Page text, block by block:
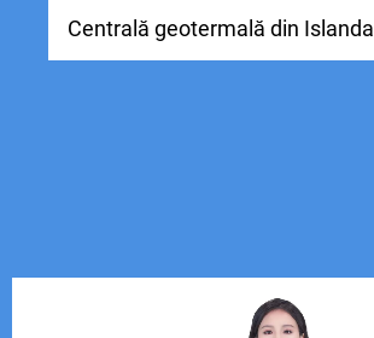
Centrală geotermală din Islanda